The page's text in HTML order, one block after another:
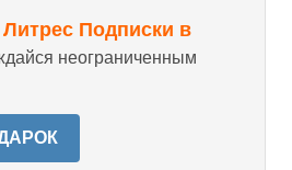
Подписки в
неограниченным